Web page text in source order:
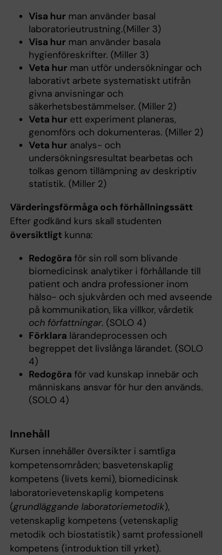
Visa hurman använder basal
laboratorieutrustning.(Miller 3)
Visa hurman använder basala
hygienföreskrifter. (Miller 3)
Veta hurman utför undersökningar och
laborativt arbete systematiskt utifrån
givna anvisningar och
säkerhetsbestämmelser. (Miller 2)
Veta hurett experiment planeras,
genomförs och dokumenteras. (Miller 2)
Veta huranalys- och
undersökningsresultat bearbetas och
tolkas genom tillämpning av deskriptiv
statistik. (Miller 2)
Värderingsförmåga och förhållningssätt
Efter godkänd kurs skall studenten
översiktligt kunna:
Redogöra för sin roll som blivande
biomedicinsk analytiker i förhållande till
patient och andra professioner inom
hälso- och sjukvården och med avseende
på kommunikation, lika villkor, vårdetik
och författningar. (SOLO 4)
Förklara lärandeprocessen och
begreppet det livslånga lärandet. (SOLO
4)
Redogöra för vad kunskap innebär och
människans ansvar för hur den används.
(SOLO 4)
Innehåll
Kursen innehåller översikter i samtliga
kompetensområden; basvetenskaplig
kompetens (livets kemi), biomedicinsk
laboratorievetenskaplig kompetens
(grundläggande laboratoriemetodik),
vetenskaplig kompetens (vetenskaplig
metodik och biostatistik) samt professionell
kompetens (introduktion till yrket).